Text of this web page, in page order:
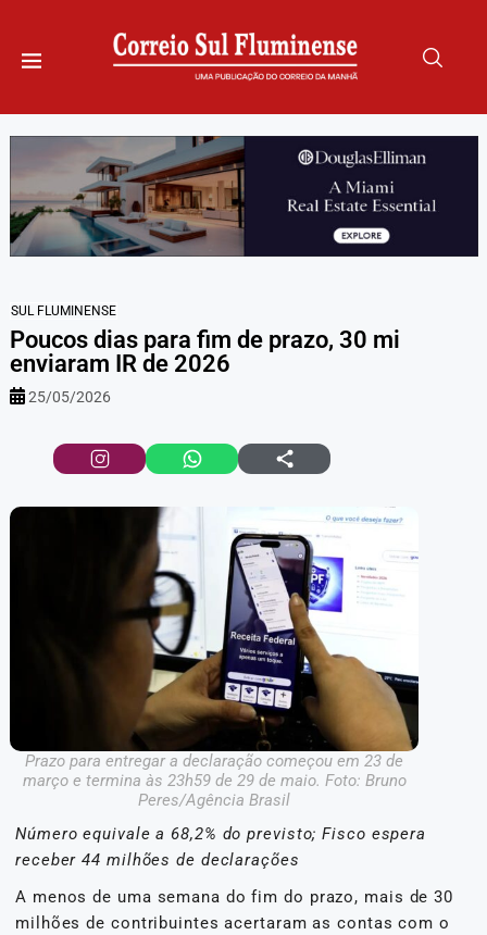
SUL FLUMINENSE
Poucos dias para fim de prazo, 30 mi
enviaram IR de 2026
25/05/2026
Prazo para entregar a declaração começou em 23 de
março e termina às 23h59 de 29 de maio. Foto: Bruno
Peres/Agência Brasil
Número equivale a 68,2% do previsto; Fisco espera
receber 44 milhões de declarações
A menos de uma semana do fim do prazo, mais de 30
milhões de contribuintes acertaram as contas com o